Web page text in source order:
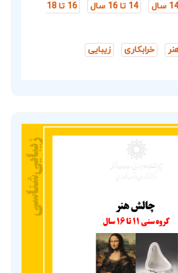
14 تا 16 سال
16 تا 18
خرابکاری زیبایی